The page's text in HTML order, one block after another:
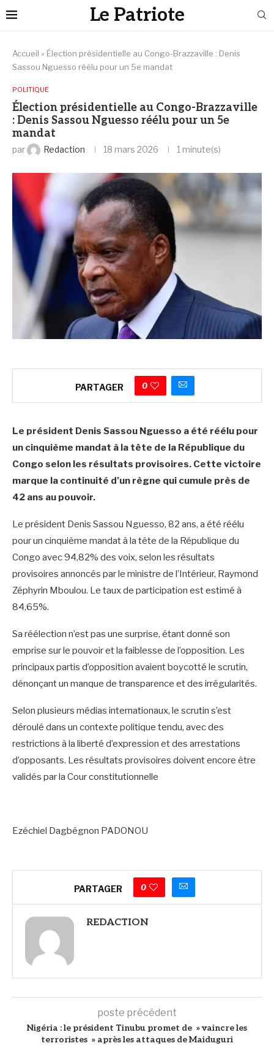
Le Patriote
Accueil » Élection présidentielle au Congo-Brazzaville : Denis
Sassou Nguesso réélu pour un 5e mandat
POLITIQUE
Élection présidentielle au Congo-Brazzaville
: Denis Sassou Nguesso réélu pour un 5e
mandat
par Redaction 18 mars 2026 1 minute(s)
PARTAGER 0
Le président Denis Sassou Nguesso a été réélu pour
un cinquième mandat à la tête de la République du
Congo selon les résultats provisoires. Cette victoire
marque la continuité d’un règne qui cumule près de
42 ans au pouvoir.
Le président Denis Sassou Nguesso, 82 ans, a été réélu
pour un cinquième mandat à la tête de la République du
Congo avec 94,82% des voix, selon les résultats
provisoires annoncés par le ministre de l’Intérieur, Raymond
Zéphyrin Mboulou. Le taux de participation est estimé à
84,65%.
Sa réélection n’est pas une surprise, étant donné son
emprise sur le pouvoir et la faiblesse de l’opposition. Les
principaux partis d’opposition avaient boycotté le scrutin,
dénonçant un manque de transparence et des irrégularités.
Selon plusieurs médias internationaux, le scrutin s’est
déroulé dans un contexte politique tendu, avec des
restrictions à la liberté d’expression et des arrestations
d’opposants. Les résultats provisoires doivent encore être
validés par la Cour constitutionnelle
Ezéchiel Dagbégnon PADONOU
PARTAGER 0
REDACTION
poste précédent
‎Nigéria : le président Tinubu promet de » vaincre les
terroristes » après les attaques de Maiduguri